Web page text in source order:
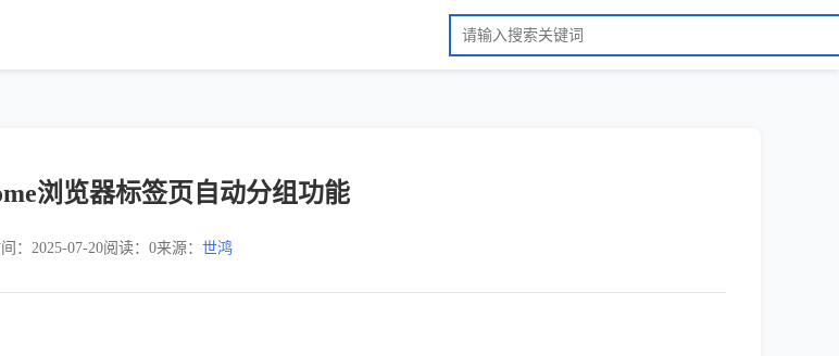
浏览器标签页自动分组功能
：2025-07-20阅读：0来源： 世鸿